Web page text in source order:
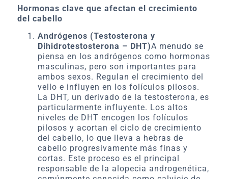
Hormonas clave que afectan el crecimiento
del cabello
Andrógenos (Testosterona y
Dihidrotestosterona – DHT)A menudo se
piensa en los andrógenos como hormonas
masculinas, pero son importantes para
ambos sexos. Regulan el crecimiento del
vello e influyen en los folículos pilosos.
La DHT, un derivado de la testosterona, es
particularmente influyente. Los altos
niveles de DHT encogen los folículos
pilosos y acortan el ciclo de crecimiento
del cabello, lo que lleva a hebras de
cabello progresivamente más finas y
cortas. Este proceso es el principal
responsable de la alopecia androgenética,